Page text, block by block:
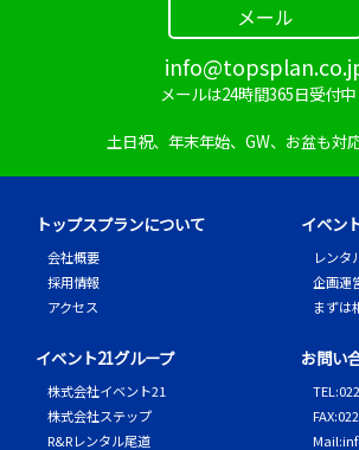
撮影初心者でも使えますか？
操作がシンプルなので初心者の方
できます！基本的には電源を入れて
Q.ライトの角度は変えられますか？
ライトの角度を調整することがで
撮影方向に合わせて光の当たり方を
どのくらいの範囲を照らせます
設置位置や高さによって変わりま
均一に照らすことができます！撮影
るくすることも可能です！
メール
メールは24時間365日受付中
土日祝、年末年始、GW、お盆も対
トップスプランについて
会社概要
採用情報
アクセス
イベン
レンタ
企画運
まずは
イベント21グループ
株式会社イベント21
株式会社ステップ
R&Rレンタル尾道
お問い
TEL :
FAX:
Mail: